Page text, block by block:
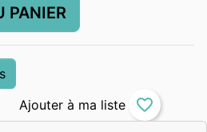
PANIER
favorite_border